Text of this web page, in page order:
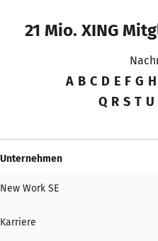
21 Mio. XING
A B C D E F G H
Q R S T U
Unternehmen
New Work SE
Karriere